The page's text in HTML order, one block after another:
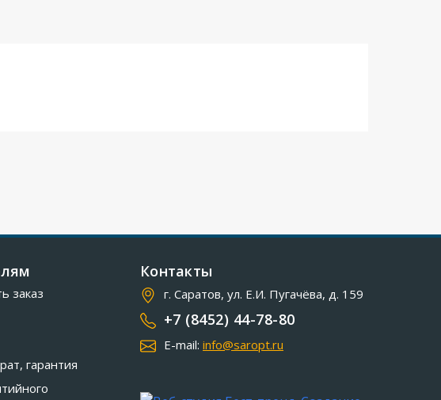
заказ
гарантия
Контакты
г. Саратов, ул. Е.И. Пугачёва, д. 159
+7 (8452) 44-78-80
E-mail: info@saropt.ru